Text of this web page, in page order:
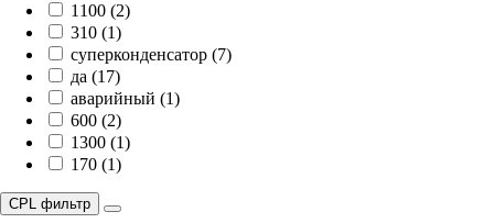
1100 (2)
310 (1)
суперконденсатор (7)
да (17)
аварийный (1)
600 (2)
1300 (1)
170 (1)
CPL фильтр